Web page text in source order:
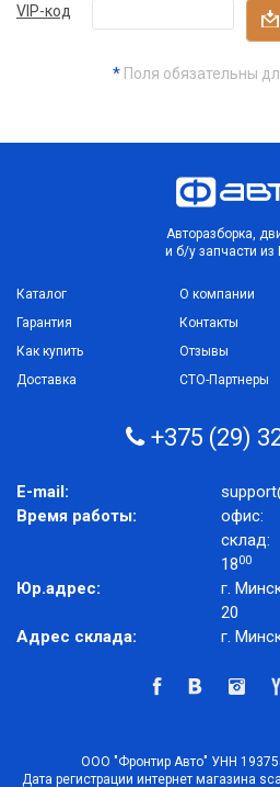
VIP-код
*Поля обязательны
Авторазборка,
и б/у запчасти из
Каталог
Гарантия
Как купить
Доставка
О компании
Контакты
Отзывы
СТО-Партнеры
+375 (29)
E-mail:
Время работы:
офис:
склад:
1800
Юр.адрес:
г.
20
Адрес склада:
г.
ООО "Фронтир Авто" УНН
Дата регистрации интернет магазина